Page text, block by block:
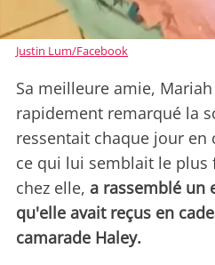
Justin Lum/Facebook
Sa meilleure amie,
rapidement remarqué la
ressentait chaque jour en
ce qui lui semblait le plus
chez elle, a rassemblé un
qu'elle avait reçus en
camarade Haley.